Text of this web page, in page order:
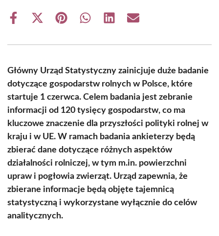
Share
Share
(Twitter)
Share Share Share Share
Główny Urząd Statystyczny zainicjuje duże badanie
dotyczące gospodarstw rolnych w Polsce, które
startuje 1 czerwca. Celem badania jest zebranie
informacji od 120 tysięcy gospodarstw, co ma
kluczowe znaczenie dla przyszłości polityki rolnej w
kraju i w UE. W ramach badania ankieterzy będą
zbierać dane dotyczące różnych aspektów
działalności rolniczej, w tym m.in. powierzchni
upraw i pogłowia zwierząt. Urząd zapewnia, że
zbierane informacje będą objęte tajemnicą
statystyczną i wykorzystane wyłącznie do celów
analitycznych.